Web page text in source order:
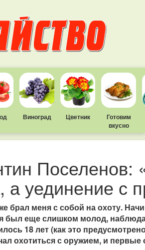
Виноград Цветник
Готовим
вкусно
Поселенов:
а уединение с
брал меня с собой на охоту.
я был еще слишком молод,
18 лет (как это
охотиться с оружием, и